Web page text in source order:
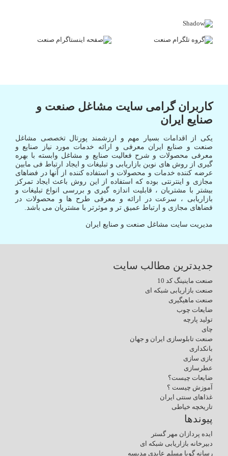
کاربران گرامی سایت مشاغل صنعت و
صنایع ایران
یکی از اقدامات بسیار مهم و ارزشمند پورتال تخصصی مشاغل
صنعت و صنایع ایران معرفی و ارائه خدمات مورد نیاز صنایع و
معرفی محصولات و شرح فعالیت صنایع و مشاغل وابسته با بهره
گیری از روش های نوین بازاریابی و تبلیغات و ایجاد ارتباط فی مابین
عرضه کننده خدمات و محصولات و استفاده کننده از آنها در فضاهای
مجازی و اینترنتی بوده که استفاده از این روش باعث ایجاد تمرکز
بیشتر با مشتریان ، قابلیت اندازه گیری و بررسی انواع تبلیغات و
بازاریابی ، سرعت در ارائه و معرفی طرح ها و محصولات در
فضاهای مجازی و ارتباط عمیق تر و موثرتر با مشتریان می باشد.
مدیریت سایت مشاغل صنعت و صنایع ایران
جدیدترین مطالب سایت
صنعت ماینینگ کد 10
صنعت بازاریابی شبکه ای
صنعت ماهیگیری
ضایعات چوب
تولید پارچه
چای
صنعت تابلوسازی ایران و جهان
بانکداری
بازی سازی
عطرسازی
ضایعات چیست؟
آموزش چیست ؟
غذاهای سنتی ایران
تاریخچه خیاطی
پیوندها
ایده پردازان مهر گستر
دبیرخانه بازاریابی شبکه ای
رسانه گویا مسلم عابدی مدیسه